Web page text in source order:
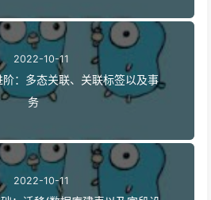
2022-10-11
：多态关联、关联标签以及事
务
2022-10-11